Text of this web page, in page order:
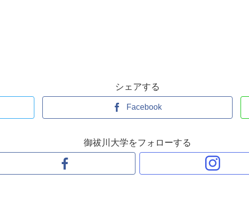
シェアする
Facebook
御祓川大学をフォローする